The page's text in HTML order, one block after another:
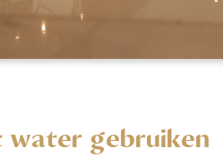
water gebruiken